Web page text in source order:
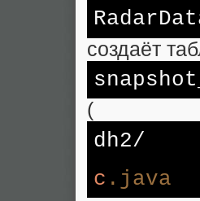
создаёт
(
dh2/
c .java